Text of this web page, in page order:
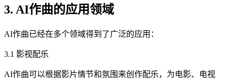
3. AI作曲的应用领域
AI作曲已经在多个领域得到了广泛的应用：
3.1 影视配乐
AI作曲可以根据影片情节和氛围来创作配乐，为电影、电视